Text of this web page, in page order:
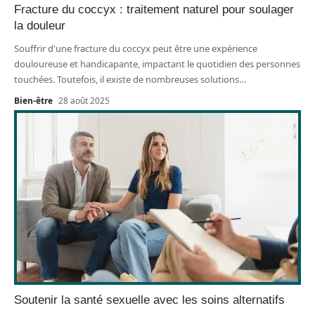
Fracture du coccyx : traitement naturel pour soulager
la douleur
Souffrir d'une fracture du coccyx peut être une expérience
douloureuse et handicapante, impactant le quotidien des personnes
touchées. Toutefois, il existe de nombreuses solutions…
Bien-être 28 août 2025
Soutenir la santé sexuelle avec les soins alternatifs